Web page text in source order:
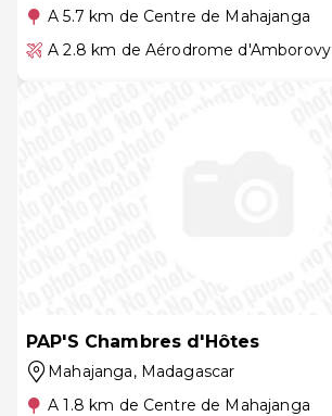
A 5.7 km de Centre de Mahajanga
A 2.8 km de Aérodrome d'Amborovy
PAP'S Chambres d'Hôtes
Mahajanga, Madagascar
A 1.8 km de Centre de Mahajanga